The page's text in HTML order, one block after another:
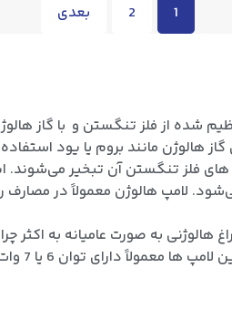
1
2 بعدی
شده از فلز تنگستن و با گاز
هالوژن مانند بروم یا یود
فلز تنگستن آن تبخیر می‌شوند.
لامپ هالوژن معمولاً در مصارف
هالوژنی به صورت عامیانه به